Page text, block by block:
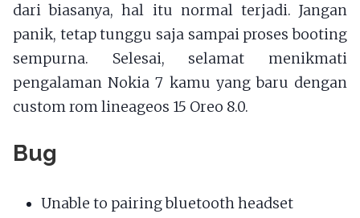
dari biasanya, hal itu normal terjadi. Jangan
panik, tetap tunggu saja sampai proses booting
sempurna. Selesai, selamat menikmati
pengalaman Nokia 7 kamu yang baru dengan
custom rom lineageos 15 Oreo 8.0.
Bug
Unable to pairing bluetooth headset